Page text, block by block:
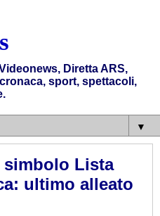
Diretta ARS,
sport, spettacoli,
▼
simbolo Lista
ultimo alleato